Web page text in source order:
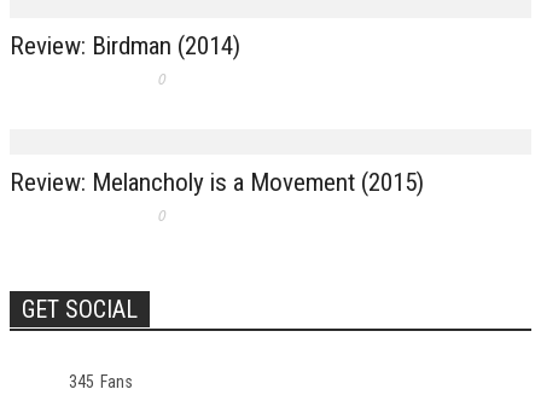
Review: Birdman (2014)
0
Review: Melancholy is a Movement (2015)
0
GET SOCIAL
345 Fans